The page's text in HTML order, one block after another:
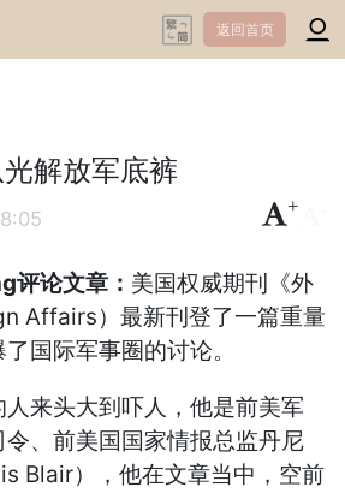
返回首页
解放军底裤
+
论文章： 美国权威期刊《外
Affairs）最新刊登了一篇重量
国际军事圈的讨论。
来头大到吓人，他是前美军
、前美国国家情报总监丹尼
Blair），他在文章当中，空前